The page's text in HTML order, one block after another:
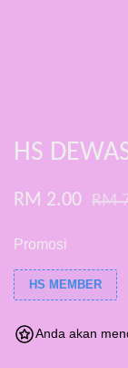
HS
RM 2.00 RM
Promosi
HS MEMBER
Anda akan